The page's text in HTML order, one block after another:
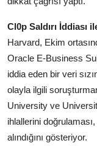
Cl0p Saldırı İddiası
Harvard, Ekim
Oracle E-Business
iddia eden bir veri
olayla ilgili
University ve
ihlallerini
alındığını gösteriyor.